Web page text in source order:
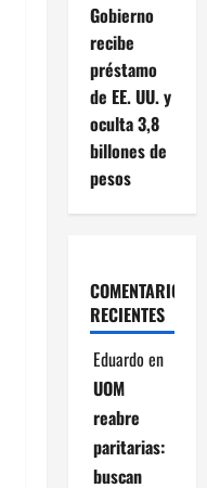
Gobierno
recibe
préstamo
de EE. UU. y
oculta 3,8
billones de
pesos
COMENTARIOS
RECIENTES
Eduardo en
UOM
reabre
paritarias:
buscan